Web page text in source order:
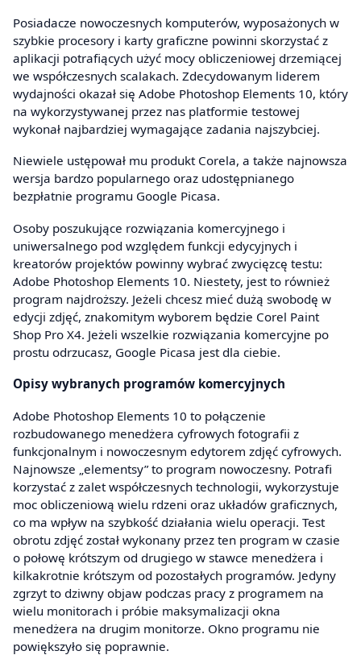
Posiadacze nowoczesnych komputerów, wyposażonych w
szybkie procesory i karty graficzne powinni skorzystać z
aplikacji potrafiących użyć mocy obliczeniowej drzemiącej
we współczesnych scalakach. Zdecydowanym liderem
wydajności okazał się Adobe Photoshop Elements 10, który
na wykorzystywanej przez nas platformie testowej
wykonał najbardziej wymagające zadania najszybciej.
Niewiele ustępował mu produkt Corela, a także najnowsza
wersja bardzo popularnego oraz udostępnianego
bezpłatnie programu Google Picasa.
Osoby poszukujące rozwiązania komercyjnego i
uniwersalnego pod względem funkcji edycyjnych i
kreatorów projektów powinny wybrać zwycięzcę testu:
Adobe Photoshop Elements 10. Niestety, jest to również
program najdroższy. Jeżeli chcesz mieć dużą swobodę w
edycji zdjęć, znakomitym wyborem będzie Corel Paint
Shop Pro X4. Jeżeli wszelkie rozwiązania komercyjne po
prostu odrzucasz, Google Picasa jest dla ciebie.
Opisy wybranych programów komercyjnych
Adobe Photoshop Elements 10 to połączenie
rozbudowanego menedżera cyfrowych fotografii z
funkcjonalnym i nowoczesnym edytorem zdjęć cyfrowych.
Najnowsze „elementsy” to program nowoczesny. Potrafi
korzystać z zalet współczesnych technologii, wykorzystuje
moc obliczeniową wielu rdzeni oraz układów graficznych,
co ma wpływ na szybkość działania wielu operacji. Test
obrotu zdjęć został wykonany przez ten program w czasie
o połowę krótszym od drugiego w stawce menedżera i
kilkakrotnie krótszym od pozostałych programów. Jedyny
zgrzyt to dziwny objaw podczas pracy z programem na
wielu monitorach i próbie maksymalizacji okna
menedżera na drugim monitorze. Okno programu nie
powiększyło się poprawnie.